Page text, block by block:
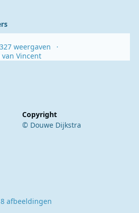
weergaven
Vincent
Copyright
© Douwe Dijkstra
afbeeldingen